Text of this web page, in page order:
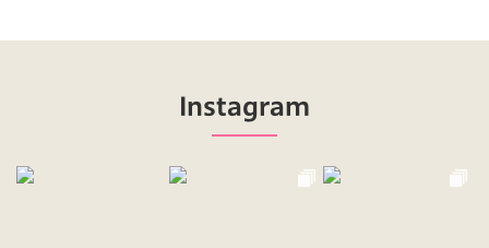
Instagram